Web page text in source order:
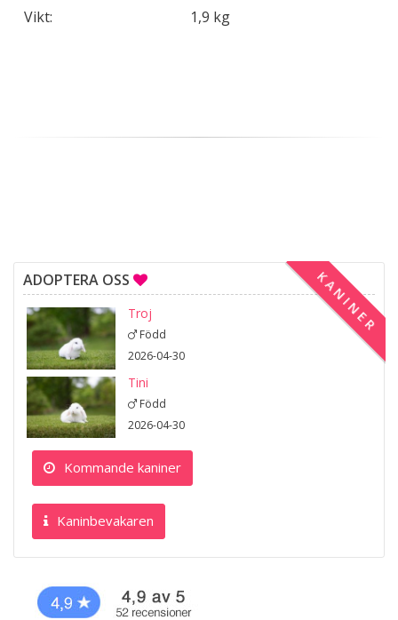
Vikt: 1,9 kg
KANINER
ADOPTERA OSS
Troj
Född
2026-04-30
Tini
Född
2026-04-30
Kommande kaniner
Kaninbevakaren